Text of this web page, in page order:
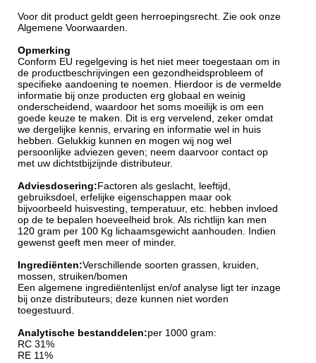
Voor dit product geldt geen herroepingsrecht. Zie ook onze
Algemene Voorwaarden.
Opmerking
Conform EU regelgeving is het niet meer toegestaan om in
de productbeschrijvingen een gezondheidsprobleem of
specifieke aandoening te noemen. Hierdoor is de vermelde
informatie bij onze producten erg globaal en weinig
onderscheidend, waardoor het soms moeilijk is om een
goede keuze te maken. Dit is erg vervelend, zeker omdat
we dergelijke kennis, ervaring en informatie wel in huis
hebben. Gelukkig kunnen en mogen wij nog wel
persoonlijke adviezen geven; neem daarvoor contact op
met uw dichtstbijzijnde distributeur.
Adviesdosering:Factoren als geslacht, leeftijd,
gebruiksdoel, erfelijke eigenschappen maar ook
bijvoorbeeld huisvesting, temperatuur, etc. hebben invloed
op de te bepalen hoeveelheid brok. Als richtlijn kan men
120 gram per 100 Kg lichaamsgewicht aanhouden. Indien
gewenst geeft men meer of minder.
Ingrediënten:Verschillende soorten grassen, kruiden,
mossen, struiken/bomen
Een algemene ingrediëntenlijst en/of analyse ligt ter inzage
bij onze distributeurs; deze kunnen niet worden
toegestuurd.
Analytische bestanddelen:per 1000 gram:
RC 31%
RE 11%